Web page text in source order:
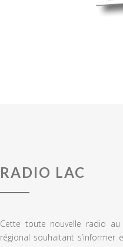
RADIO LAC
Cette toute nouvelle radio
régional souhaitant